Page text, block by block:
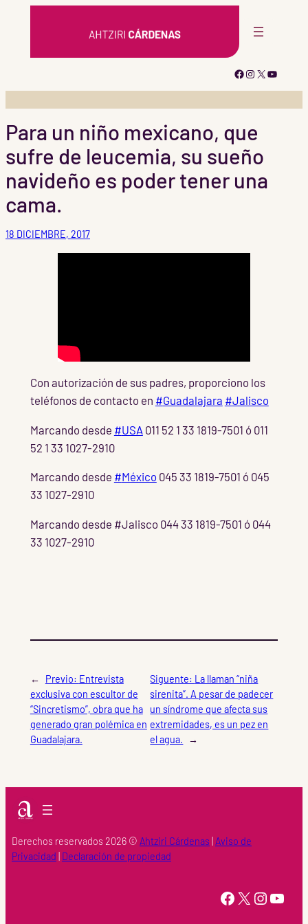
Facebook
Instagram
X YouTube
Para un niño mexicano, que
sufre de leucemia, su sueño
navideño es poder tener una
cama.
18 DICIEMBRE, 2017
Con autorización de sus padres, proporciono los
teléfonos de contacto en #Guadalajara #Jalisco
Marcando desde #USA 011 52 1 33 1819-7501 ó 011
52 1 33 1027-2910
Marcando desde #México 045 33 1819-7501 ó 045
33 1027-2910
Marcando desde #Jalisco 044 33 1819-7501 ó 044
33 1027-2910
← Previo: Entrevista
exclusiva con escultor de
“Sincretismo”, obra que ha
generado gran polémica en
Guadalajara.
Siguente: La llaman “niña
sirenita”. A pesar de padecer
un síndrome que afecta sus
extremidades, es un pez en
el agua.
→
Derechos reservados 2026 © Ahtziri Cárdenas Aviso de
Privacidad Declaración de propiedad
https://www.facebook.com/Ahtziri-Cardenas-147415518616960/ X Instagram YouTube